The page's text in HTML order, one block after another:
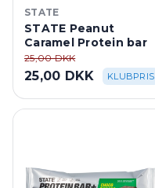
STATE
STATE Peanut
Caramel Protein bar
25,00 DKK
25,00 DKK KLUBPRIS